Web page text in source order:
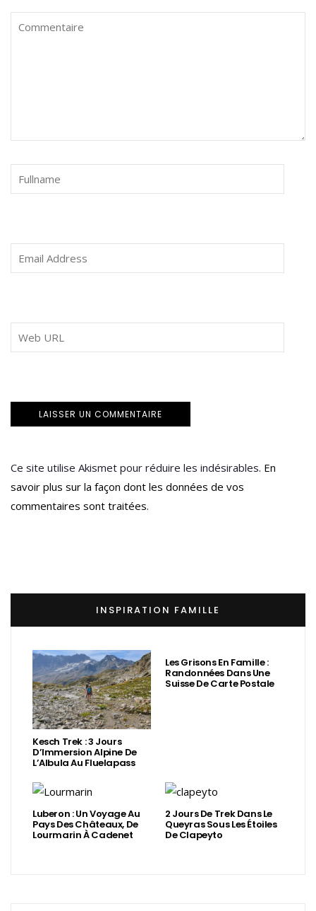
Ce site utilise Akismet pour réduire les indésirables. En
savoir plus sur la façon dont les données de vos
commentaires sont traitées.
INSPIRATION FAMILLE
Kesch Trek : 3 Jours
D’Immersion Alpine De
L’Albula Au Fluelapass
Les Grisons En Famille :
Randonnées Dans Une
Suisse De Carte Postale
Luberon : Un Voyage Au
Pays Des Châteaux, De
Lourmarin À Cadenet
2 Jours De Trek Dans Le
Queyras Sous Les Étoiles
De Clapeyto